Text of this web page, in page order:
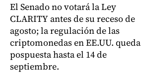
El Senado no votará la Ley
CLARITY antes de su receso de
agosto; la regulación de las
criptomonedas en EE.UU. queda
pospuesta hasta el 14 de
septiembre.